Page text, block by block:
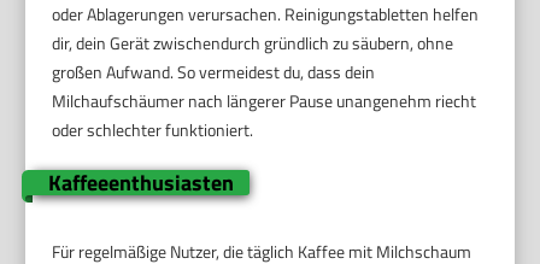
oder Ablagerungen verursachen. Reinigungstabletten helfen
dir, dein Gerät zwischendurch gründlich zu säubern, ohne
großen Aufwand. So vermeidest du, dass dein
Milchaufschäumer nach längerer Pause unangenehm riecht
oder schlechter funktioniert.
Kaffeeenthusiasten
Für regelmäßige Nutzer, die täglich Kaffee mit Milchschaum